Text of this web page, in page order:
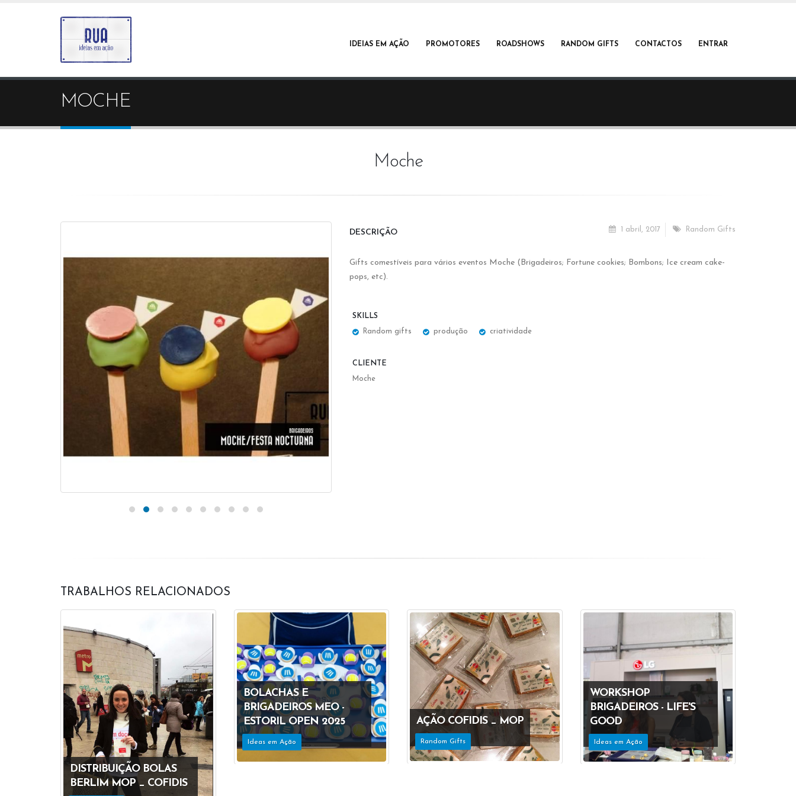
IDEIAS EM AÇÃO PROMOTORES ROADSHOWS RANDOM GIFTS CONTACTOS ENTRAR
MOCHE
Moche
1 abril, 2017 Random Gifts
DESCRIÇÃO
Gifts comestíveis para vários eventos Moche (Brigadeiros; Fortune cookies; Bombons; Ice cream cake-
pops, etc).
SKILLS
Random gifts produção criatividade
CLIENTE
Moche
TRABALHOS RELACIONADOS
DISTRIBUIÇÃO BOLAS
BERLIM MOP _ COFIDIS
BOLACHAS E
BRIGADEIROS MEO -
ESTORIL OPEN 2025
Ideas em Ação
AÇÃO COFIDIS _ MOP
Random Gifts
WORKSHOP
BRIGADEIROS - LIFE'S
GOOD
Ideas em Ação